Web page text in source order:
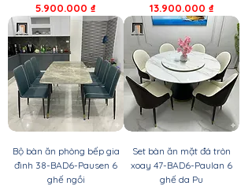
Giá
5.900.000 ₫ Giá
13.900.000 ₫
Bộ bàn ăn phòng bếp gia
đình 38-BAD6-Pausen 6
ghế ngồi
Set bàn ăn mặt đá tròn
xoay 47-BAD6-Paulan 6
ghế da Pu